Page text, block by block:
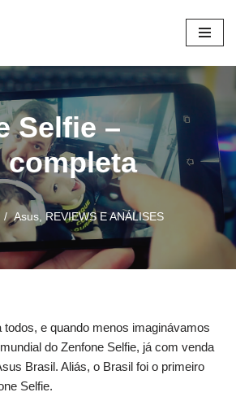
Selfie –
completa
Asus REVIEWS E ANÁLISES
todos, e quando menos imaginávamos
do Zenfone Selfie, já com venda
Brasil. Aliás, o Brasil foi o primeiro
Selfie.